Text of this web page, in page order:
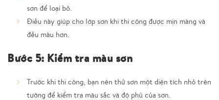
sơn để loại bỏ.
Điều này giúp cho lớp sơn khi thi công được mịn màng và
đều màu hơn.
Bước 5: Kiểm tra màu sơn
Trước khi thi công, bạn nên thử sơn một diện tích nhỏ trên
tường để kiểm tra màu sắc và độ phủ của sơn.